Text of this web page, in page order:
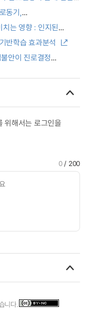
Career Decisions
동기,
는 영향 : 인지된
Focusing on the
Price
반학습 효과분석
안이 진로결정
Consistency
위해서는 로그인을
0/ 200
니다.